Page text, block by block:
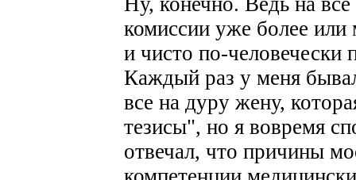
комиссии уже более или
и чисто по-
Каждый раз у меня
все на дуру жену,
тезисы", но я вовремя
отвечал, что причины